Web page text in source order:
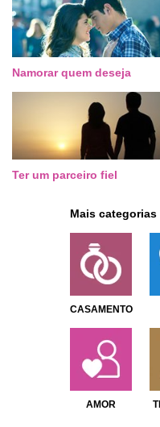
Namorar quem deseja
Ter um parceiro fiel
Mais categorias
CASAMENTO
AMOR